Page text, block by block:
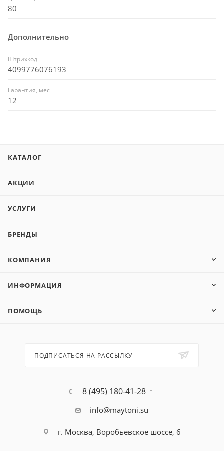
80
Дополнительно
Штрихкод
4099776076193
Гарантия, мес
12
КАТАЛОГ
АКЦИИ
УСЛУГИ
БРЕНДЫ
КОМПАНИЯ
ИНФОРМАЦИЯ
ПОМОЩЬ
ПОДПИСАТЬСЯ НА РАССЫЛКУ
8 (495) 180-41-28
info@maytoni.su
г. Москва, Воробьевское шоссе, 6